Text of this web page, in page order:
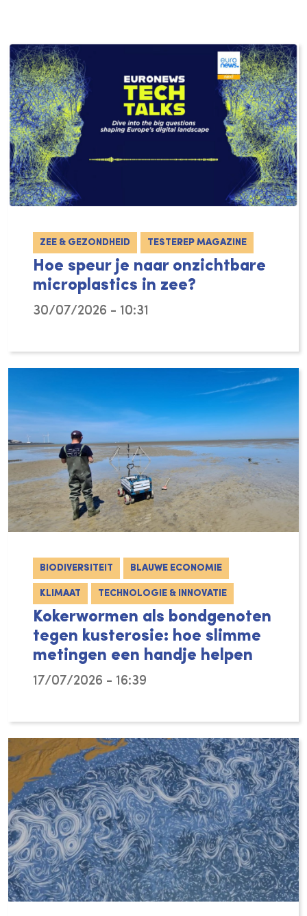
ZEE & GEZONDHEID TESTEREP MAGAZINE
Hoe speur je naar onzichtbare
microplastics in zee?
30/07/2026 - 10:31
BIODIVERSITEIT BLAUWE ECONOMIE
KLIMAAT TECHNOLOGIE & INNOVATIE
Kokerwormen als bondgenoten
tegen kusterosie: hoe slimme
metingen een handje helpen
17/07/2026 - 16:39